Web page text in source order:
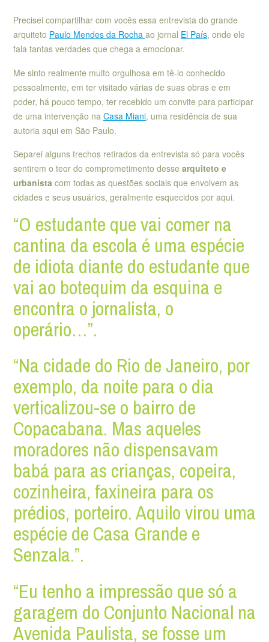
Precisei compartilhar com vocês essa entrevista do grande
arquiteto Paulo Mendes da Rocha ao jornal El País, onde ele
fala tantas verdades que chega a emocionar.
Me sinto realmente muito orgulhosa em tê-lo conhecido
pessoalmente, em ter visitado várias de suas obras e em
poder, há pouco tempo, ter recebido um convite para participar
de uma intervenção na Casa Miani, uma residência de sua
autoria aqui em São Paulo.
Separei alguns trechos retirados da entrevista só para vocês
sentirem o teor do comprometimento desse arquiteto e
urbanista com todas as questões sociais que envolvem as
cidades e seus usuários, geralmente esquecidos por aqui.
“O estudante que vai comer na
cantina da escola é uma espécie
de idiota diante do estudante que
vai ao botequim da esquina e
encontra o jornalista, o
operário…”.
“Na cidade do Rio de Janeiro, por
exemplo, da noite para o dia
verticalizou-se o bairro de
Copacabana. Mas aqueles
moradores não dispensavam
babá para as crianças, copeira,
cozinheira, faxineira para os
prédios, porteiro. Aquilo virou uma
espécie de Casa Grande e
Senzala.”.
“Eu tenho a impressão que só a
garagem do Conjunto Nacional na
Avenida Paulista, se fosse um